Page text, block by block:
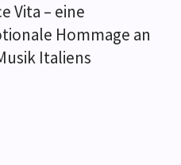
Vita – eine
Hommage an
Italiens